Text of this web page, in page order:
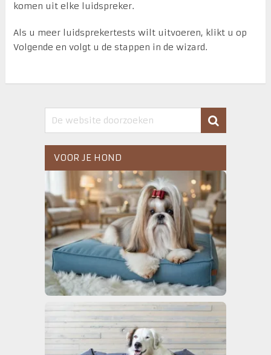
komen uit elke luidspreker.
Als u meer luidsprekertests wilt uitvoeren, klikt u op
Volgende en volgt u de stappen in de wizard.
VOOR JE HOND